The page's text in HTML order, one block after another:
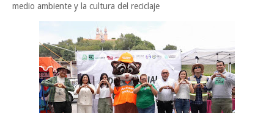
medio ambiente y la cultura del reciclaje